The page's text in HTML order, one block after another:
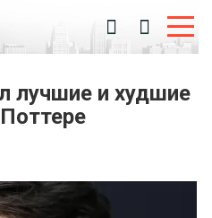
лучшие и худшие